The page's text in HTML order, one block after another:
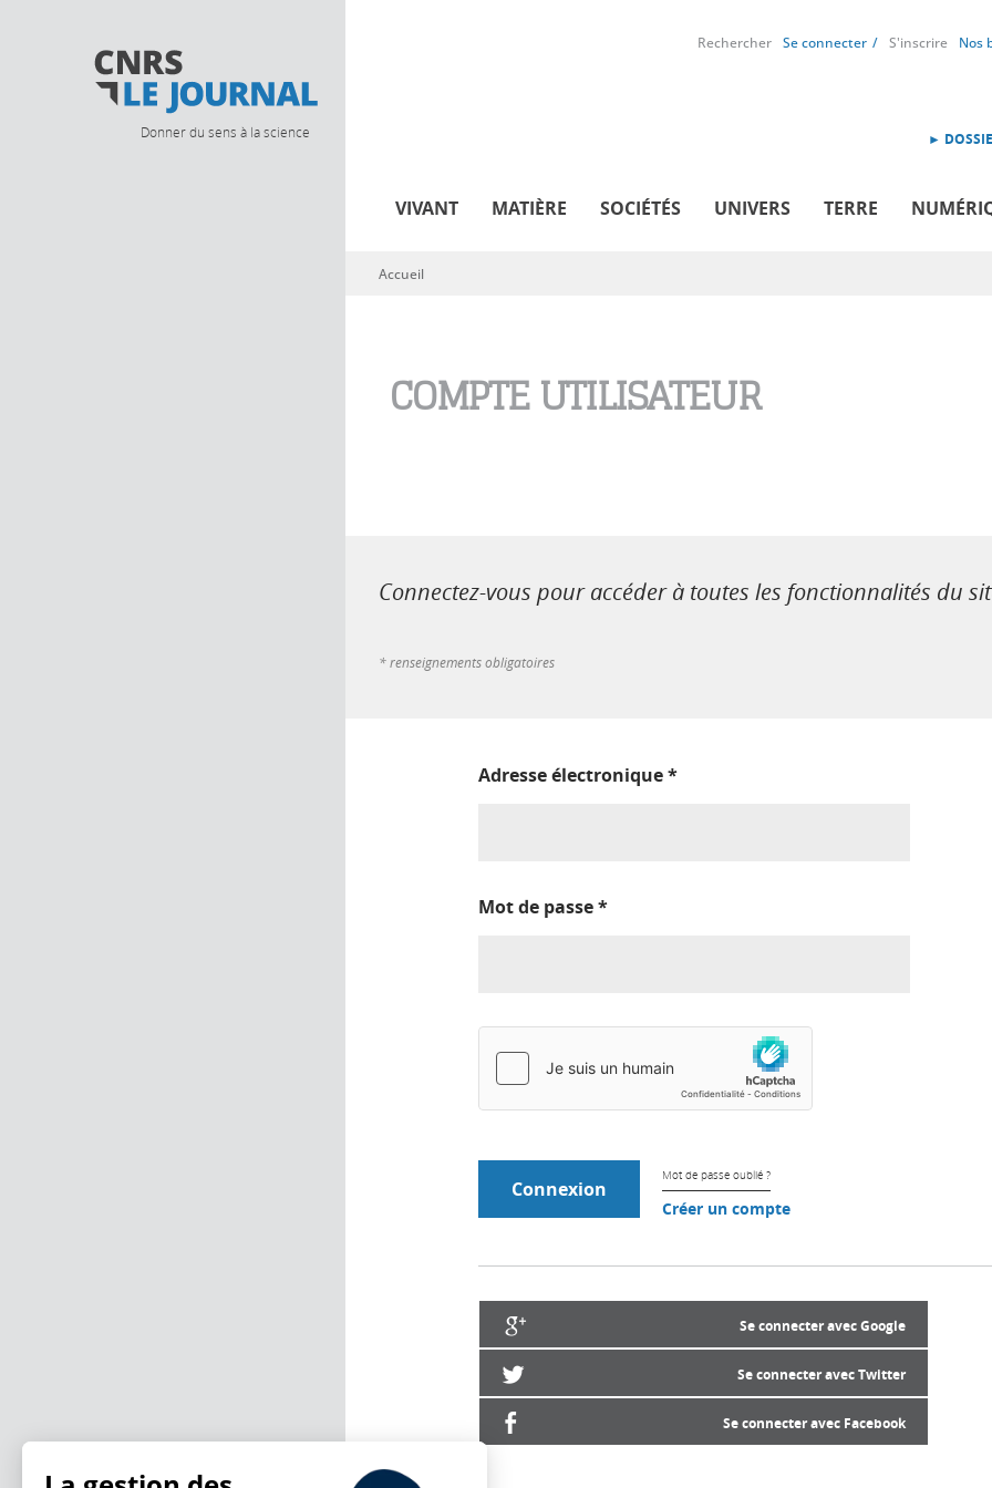
Donner du sens à la science
Rechercher Se connecter S'inscrire Nos
►
VIVANT MATIÈRE SOCIÉTÉS UNIVERS TERRE
Vous êtes ici
Accueil
COMPTE UTILISATEUR
Connectez-vous pour accéder à toutes les fonctionnalités du
* renseignements obligatoires
Adresse électronique*
Mot de passe*
Mot de passe oublié ?
Créer un compte
Se connecter avec Google
Se connecter avec Twitter
Se connecter avec Facebook